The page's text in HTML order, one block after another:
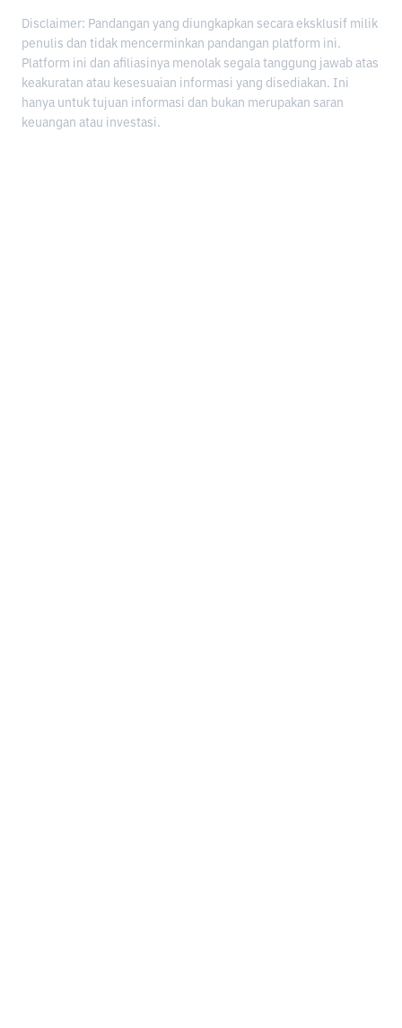
Disclaimer: Pandangan yang diungkapkan secara eksklusif milik
penulis dan tidak mencerminkan pandangan platform ini.
Platform ini dan afiliasinya menolak segala tanggung jawab atas
keakuratan atau kesesuaian informasi yang disediakan. Ini
hanya untuk tujuan informasi dan bukan merupakan saran
keuangan atau investasi.